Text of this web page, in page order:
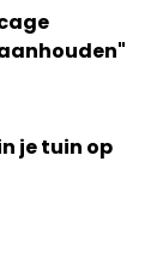
je tuin op